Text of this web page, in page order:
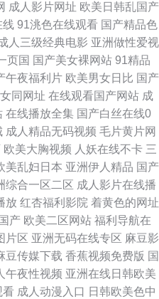
成人影片网址 欧美日韩乱国产
线 91洮色在线观看 国产精品色
人三级经典电影 亚洲做性爱视
页国 国产美女裸网站 91精品
午夜福利片 欧美男女日比 国产
同网址 在线观看国产网站 成
在线播放全集 国产白丝在线0
成人精品无码视频 毛片黄片网
欧美大胸视频 人妖在线不卡 三
美乱妇日本 亚洲伊人精品 国产
综合一区二区 成人影片在线播
放 红杏福利影院 着黄色的网址
产 欧美二区网站 福利导航在
片区 亚洲无码在线专区 麻豆影
豆传媒下载 香蕉视频免费版 国
午夜性视频 亚洲在线日韩欧美
看 成人动漫入口 日韩欧美色中